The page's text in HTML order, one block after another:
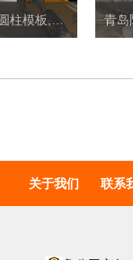
青岛电力基础圆柱模板,青岛地下井圆柱模板定制价格
关于我们 联系